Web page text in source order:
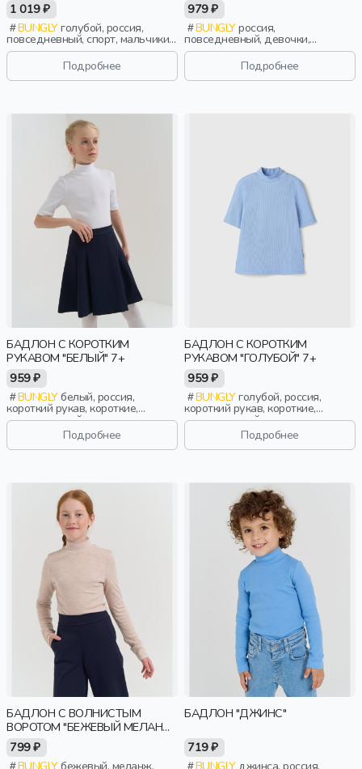
1 019 ₽
BUNGLYголубой, россия,
повседневный, спорт, мальчики,
школьники, подростки, дети
Подробнее
979 ₽
BUNGLYроссия,
повседневный, девочки,
малыши, дошкольники, дети
Подробнее
БАДЛОН С КОРОТКИМ
РУКАВОМ "БЕЛЫЙ" 7+
959 ₽
BUNGLYбелый, россия,
короткий рукав, короткие,
повседневный, девочки,
школьники, подростки, дети
Подробнее
БАДЛОН С КОРОТКИМ
РУКАВОМ "ГОЛУБОЙ" 7+
959 ₽
BUNGLYголубой, россия,
короткий рукав, короткие,
повседневный, девочки,
школьники, подростки, дети
Подробнее
БАДЛОН С ВОЛНИСТЫМ
ВОРОТОМ "БЕЖЕВЫЙ МЕЛАНЖ"
7+
799 ₽
БАДЛОН "ДЖИНС"
719 ₽